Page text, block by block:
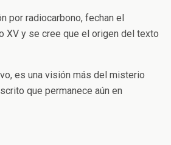
por radiocarbono, fechan el
XV y se cree que el origen del texto
es una visión más del misterio
que permanece aún en